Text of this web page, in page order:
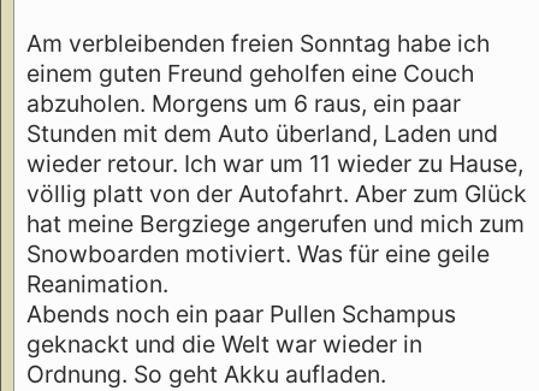
Am verbleibenden freien Sonntag habe ich
einem guten Freund geholfen eine Couch
abzuholen. Morgens um 6 raus, ein paar
Stunden mit dem Auto überland, Laden und
wieder retour. Ich war um 11 wieder zu Hause,
völlig platt von der Autofahrt. Aber zum Glück
hat meine Bergziege angerufen und mich zum
Snowboarden motiviert. Was für eine geile
Reanimation.
Abends noch ein paar Pullen Schampus
geknackt und die Welt war wieder in
Ordnung. So geht Akku aufladen.